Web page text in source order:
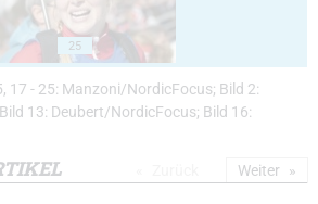
25
17 - 25: Manzoni/NordicFocus; Bild 2:
13: Deubert/NordicFocus; Bild 16:
Weiter